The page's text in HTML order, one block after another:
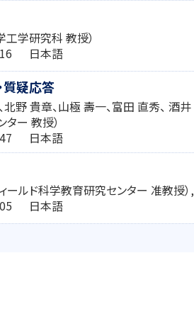
工学研究科 教授）
日本語
質疑応答
北野 貴章、山極 壽一、富田 直秀、
ー 教授）
日本語
ールド科学教育研究センター 准教授
日本語